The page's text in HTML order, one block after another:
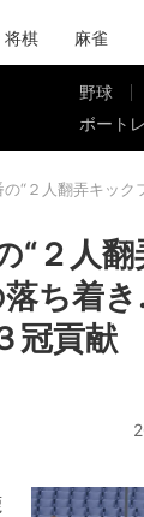
将棋 麻雀
野球
ボート
の“２人翻弄キッ
“２人
ち着
冠貢献